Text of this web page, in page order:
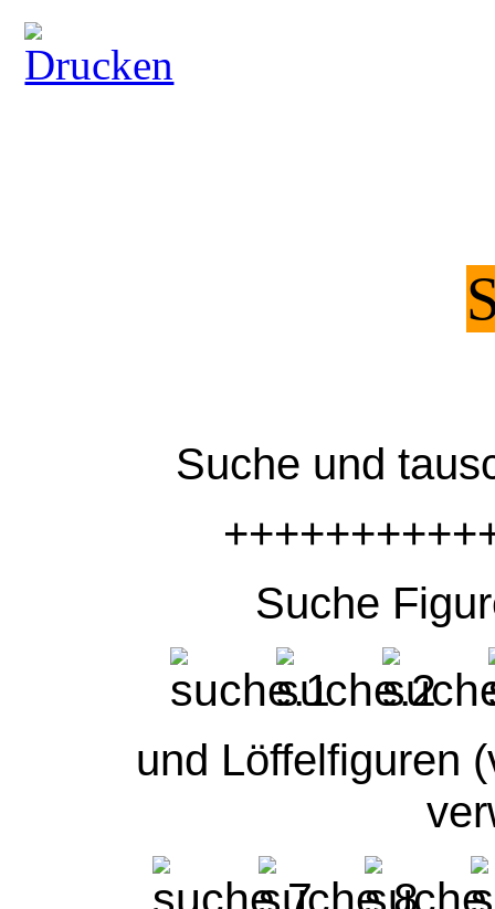
Suche und
Suche
und Löffelfiguren